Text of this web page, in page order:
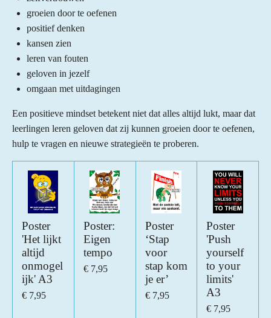
groeien door te oefenen
positief denken
kansen zien
leren van fouten
geloven in jezelf
omgaan met uitdagingen
Een positieve mindset betekent niet dat alles altijd lukt, maar dat
leerlingen leren geloven dat zij kunnen groeien door te oefenen,
hulp te vragen en nieuwe strategieën te proberen.
Poster
'Het lijkt
altijd
onmogel
ijk' A3
€ 7,95
Poster:
Eigen
tempo
€ 7,95
Poster
‘Stap
voor
stap kom
je er’
€ 7,95
Poster
'Push
yourself
to your
limits'
A3
€ 7,95